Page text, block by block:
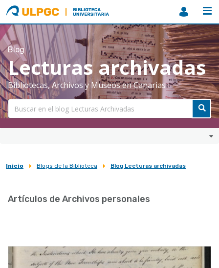
ULPGC
Biblioteca
ULPGC
Blog
Lecturas archivadas
Bibliotecas, Archivos y Museos en Canarias
Sobrescribir
de
la
navegación
Inicio Blogs de la Biblioteca Blog Lecturas archivadas
Artículos de Archivos personales